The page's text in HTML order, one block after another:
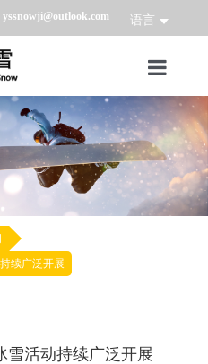
语言
首页
冰雪产品
冰雪业务
续广泛开展
雪活动持续广泛开展